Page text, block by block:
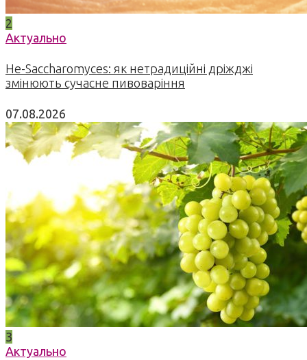
2
Актуально
Не-Saccharomyces: як нетрадиційні дріжджі
змінюють сучасне пивоваріння
07.08.2026
3
Актуально